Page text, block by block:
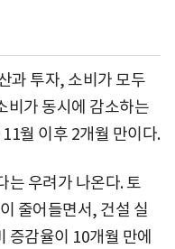
과 투자, 소비가 모두
비가 동시에 감소하는
월 이후 2개월 만이다.
는 우려가 나온다. 토
줄어들면서, 건설 실
증감율이 10개월 만에